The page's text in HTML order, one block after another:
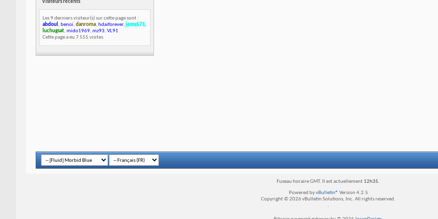
Visiteurs récents
Les 9 derniers visiteur(s) sur cette page sont :
abdoul , benoi, danroma, hdaiforever, jems571,
luchugsat, mido1969, mz93, VL91
Cette page a eu 7 555 visites
Fuseau horaire GMT. Il est actuellement 12h35.
Powered byvBulletin® Version 4.2.5
Copyright © 2026 vBulletin Solutions, Inc. All rights reserved.
.